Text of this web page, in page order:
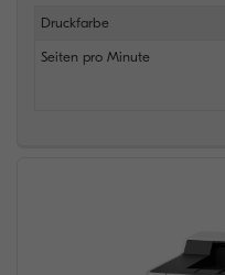
Druckfarbe
Seiten pro Minute